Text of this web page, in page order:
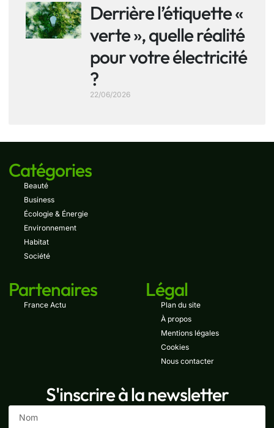
Derrière l’étiquette «
verte », quelle réalité
pour votre électricité
?
22/06/2026
Catégories
Beauté
Business
Écologie & Énergie
Environnement
Habitat
Société
Partenaires
France Actu
Légal
Plan du site
À propos
Mentions légales
Cookies
Nous contacter
S'inscrire à la newsletter